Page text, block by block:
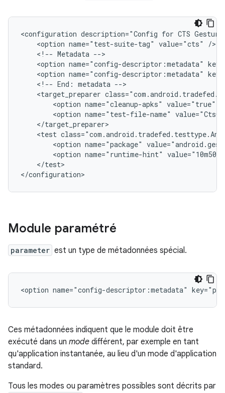
<configuration description="Config for CTS Gesture
<option name="test-suite-tag" value="cts"
<!-- Metadata
<option name="config-descriptor:metadata"
<option name="config-descriptor:metadata"
<!-- End: metadata
<target_preparer
<option name="cleanup-apks" value="true"
<option name="test-file-name"
<test
<option name="package"
<option name="runtime-hint" value="10m50s"
</test>
Module paramétré
parameter est un type de métadonnées spécial.
<option name="config-descriptor:metadata"
Ces métadonnées indiquent que le module doit être
exécuté dans un mode différent, par exemple en tant
qu'application instantanée, au lieu d'un mode d'application
standard.
Tous les modes ou paramètres possibles sont décrits par